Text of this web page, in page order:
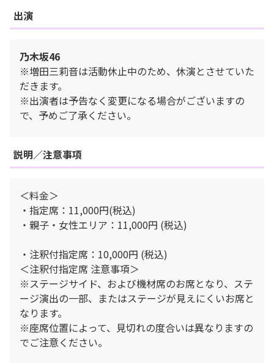
出演
乃木坂46
※増田三莉音は活動休⽌中のため、休演とさせていた
だきます。
※出演者は予告なく変更になる場合がございますの
で、予めご了承ください。
説明／注意事項
＜料金＞
・指定席：11,000円(税込)
・親子・女性エリア：11,000円 (税込)
・注釈付指定席：10,000円 (税込)
＜注釈付指定席 注意事項＞
※ステージサイド、および機材席のお席となり、ステ
ージ演出の一部、またはステージが見えにくいお席と
なります。
※座席位置によって、見切れの度合いは異なりますの
でご注意ください。